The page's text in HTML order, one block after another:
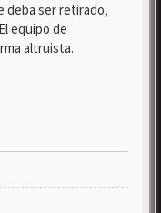
deba ser retirado,
equipo de
altruista.